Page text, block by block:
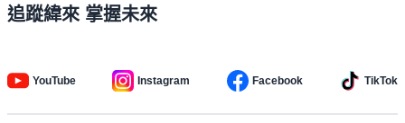
追蹤緯來 掌握未來
YouTube Instagram Facebook TikTok